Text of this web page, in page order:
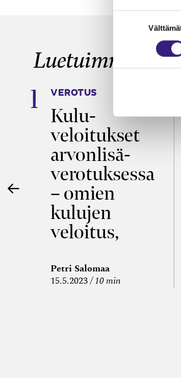
Luetuimmat
VEROTUS
Kulu­
veloitukset
arvon­lisä­
verotuksessa
– omien
kulujen
veloitus,
edelleen­
veloitus ja
Petri Salomaa
15.5.2023 10 min